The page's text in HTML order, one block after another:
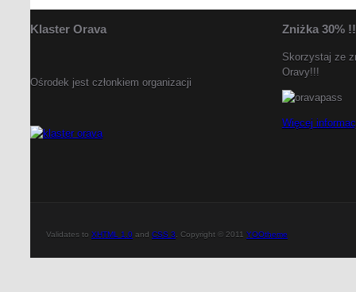
Klaster Orava
Ośrodek jest członkiem organizacji
Zniżka30%
Skorzystaj ze
Oravy!!!
Więcej
Validates to XHTML 1.0 and CSS 3 . Copyright © 2011 YOOtheme